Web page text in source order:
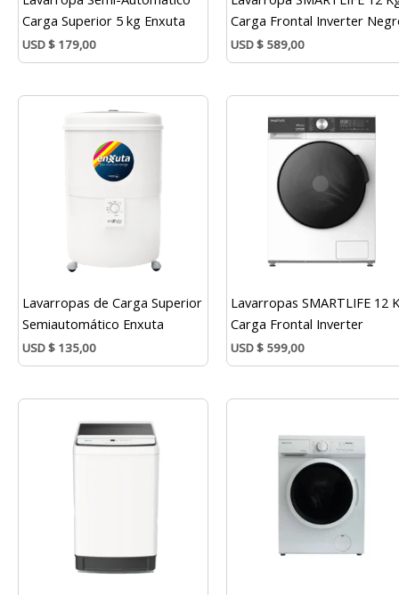
Carga Superior 5 kg Enxuta
USD$ 179,00
Carga Frontal Inverter
USD$ 589,00
Lavarropas de Carga Superior
Semiautomático Enxuta
USD$ 135,00
Lavarropas SMARTLIFE 12
Carga Frontal Inverter
USD$ 599,00